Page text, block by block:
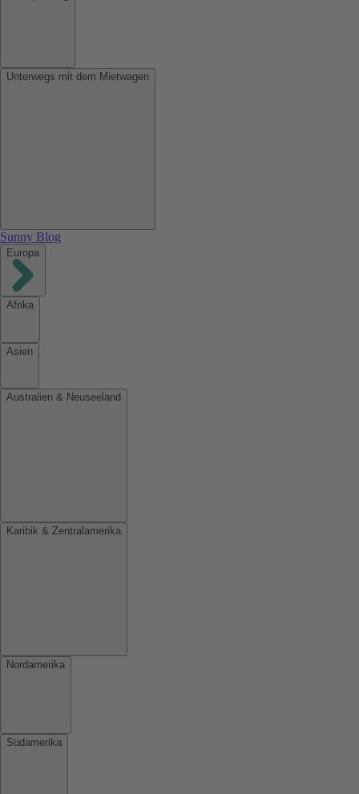
Unterwegs mit dem Mietwagen
Sunny Blog
Europa
Afrika
Asien
Australien & Neuseeland
Karibik & Zentralamerika
Nordamerika
Südamerika